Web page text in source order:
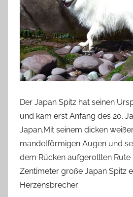
Der Japan Spitz hat seinen
und kam erst Anfang des 20.
Japan.Mit seinem dicken
mandelförmigen Augen und
dem Rücken aufgerollten Rute
Zentimeter große Japan Spitz
Herzensbrecher.